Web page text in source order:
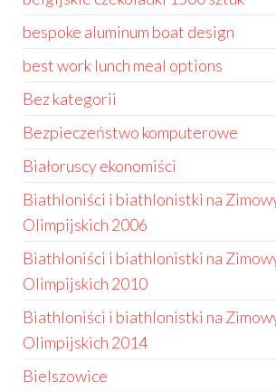
bespoke aluminum boat design
best work lunch meal options
Bez kategorii
Bezpieczeństwo komputerowe
Białoruscy ekonomiści
Biathloniści i biathlonistki na
Olimpijskich 2006
Biathloniści i biathlonistki na
Olimpijskich 2010
Biathloniści i biathlonistki na
Olimpijskich 2014
Bielszowice